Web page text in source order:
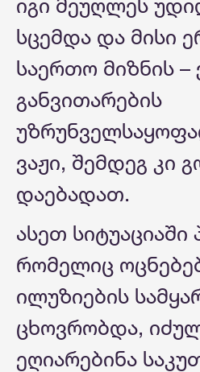
იგი მეუღლეს
სცემდა და მისი
საერთო მიზნის –
განვითარების
ვაჟი, შემდეგ კი
დაებადათ.
ასეთ სიტუაციაში
რომელიც
ილუზიების
ცხოვრობდა,
ეღიარებინა